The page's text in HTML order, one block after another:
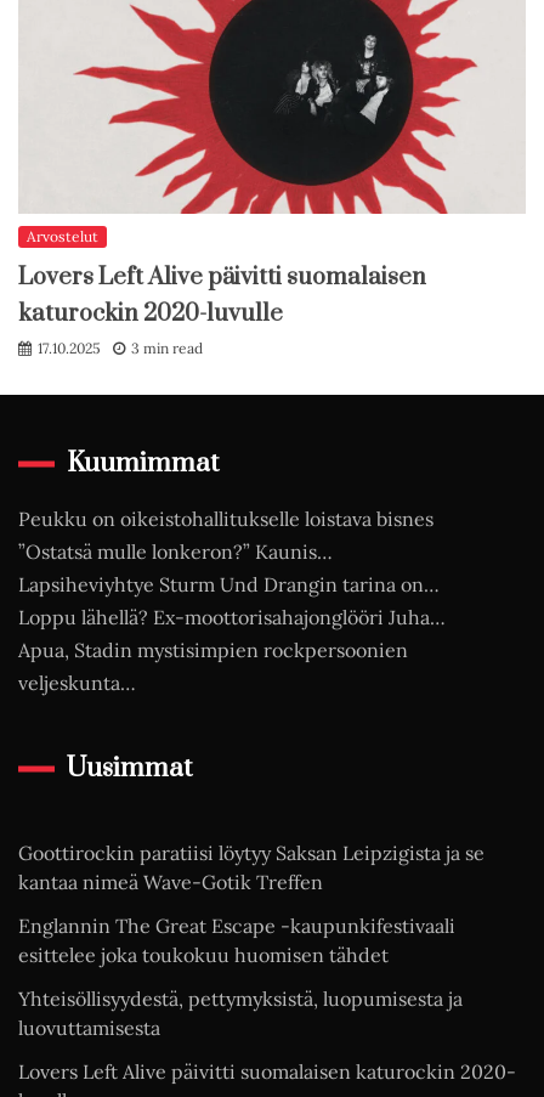
Arvostelut
Lovers Left Alive päivitti suomalaisen
katurockin 2020-luvulle
17.10.2025 3 min read
Kuumimmat
Peukku on oikeistohallitukselle loistava bisnes
”Ostatsä mulle lonkeron?” Kaunis…
Lapsiheviyhtye Sturm Und Drangin tarina on…
Loppu lähellä? Ex-moottorisahajonglööri Juha…
Apua, Stadin mystisimpien rockpersoonien
veljeskunta…
Uusimmat
Goottirockin paratiisi löytyy Saksan Leipzigista ja se
kantaa nimeä Wave-Gotik Treffen
Englannin The Great Escape -kaupunkifestivaali
esittelee joka toukokuu huomisen tähdet
Yhteisöllisyydestä, pettymyksistä, luopumisesta ja
luovuttamisesta
Lovers Left Alive päivitti suomalaisen katurockin 2020-